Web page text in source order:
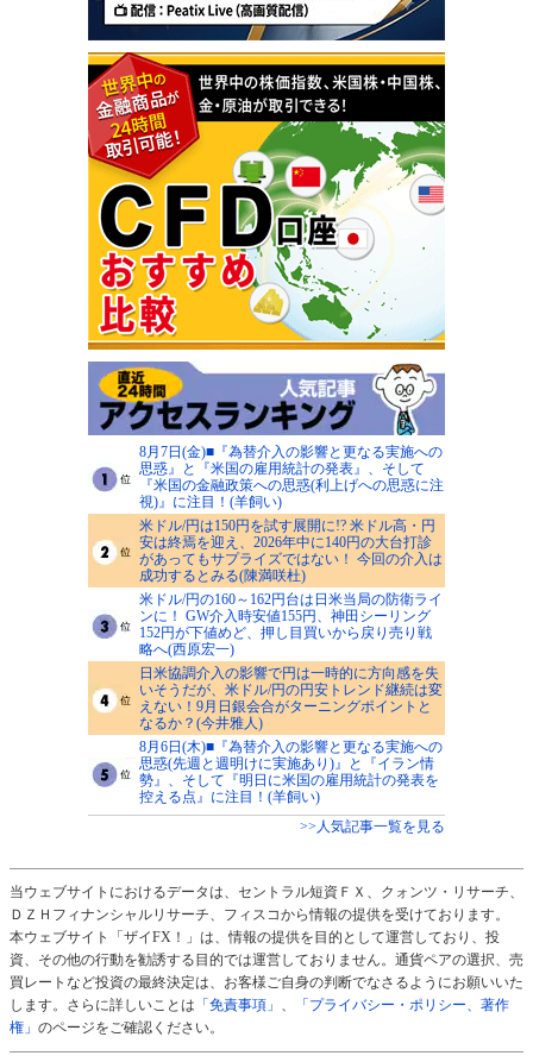
8月7日(金)■『為替介入の影響と更なる実施への
思惑』と『米国の雇用統計の発表』、そして
『米国の金融政策への思惑(利上げへの思惑に注
視)』に注目！(羊飼い)
米ドル/円は150円を試す展開に!? 米ドル高・円
安は終焉を迎え、2026年中に140円の大台打診
があってもサプライズではない！ 今回の介入は
成功するとみる(陳満咲杜)
米ドル/円の160～162円台は日米当局の防衛ライ
ンに！ GW介入時安値155円、神田シーリング
152円が下値めど、押し目買いから戻り売り戦
略へ(西原宏一)
日米協調介入の影響で円は一時的に方向感を失
いそうだが、米ドル/円の円安トレンド継続は変
えない！9月日銀会合がターニングポイントと
なるか？(今井雅人)
8月6日(木)■『為替介入の影響と更なる実施への
思惑(先週と週明けに実施あり)』と『イラン情
勢』、そして『明日に米国の雇用統計の発表を
控える点』に注目！(羊飼い)
>>人気記事一覧を見る
当ウェブサイトにおけるデータは、セントラル短資ＦＸ、クォンツ・リサーチ、
ＤＺＨフィナンシャルリサーチ、フィスコから情報の提供を受けております。
本ウェブサイト「ザイFX！」は、情報の提供を目的として運営しており、投
資、その他の行動を勧誘する目的では運営しておりません。通貨ペアの選択、売
買レートなど投資の最終決定は、お客様ご自身の判断でなさるようにお願いいた
します。さらに詳しいことは 「免責事項」 、
「プライバシー・ポリシー、著作
権」 のページをご確認ください。